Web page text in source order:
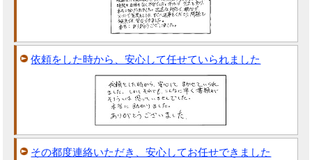
依頼をした時から、安心して任せていられました
その都度連絡いただき、安心してお任せできました